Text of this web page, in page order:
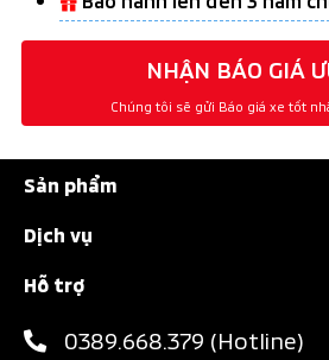
NHẬN BÁO GIÁ
Chúng tôi sẽ gửi Báo giá xe tốt
Sản phẩm
Xpander Cross
XForce
Dịch vụ
Các hạng mục bảo dưỡng
Hỗ trợ
0389.668.379 (Hotline)